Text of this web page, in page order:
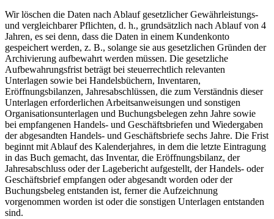
Wir löschen die Daten nach Ablauf gesetzlicher Gewährleistungs-
und vergleichbarer Pflichten, d. h., grundsätzlich nach Ablauf von 4
Jahren, es sei denn, dass die Daten in einem Kundenkonto
gespeichert werden, z. B., solange sie aus gesetzlichen Gründen der
Archivierung aufbewahrt werden müssen. Die gesetzliche
Aufbewahrungsfrist beträgt bei steuerrechtlich relevanten
Unterlagen sowie bei Handelsbüchern, Inventaren,
Eröffnungsbilanzen, Jahresabschlüssen, die zum Verständnis dieser
Unterlagen erforderlichen Arbeitsanweisungen und sonstigen
Organisationsunterlagen und Buchungsbelegen zehn Jahre sowie
bei empfangenen Handels- und Geschäftsbriefen und Wiedergaben
der abgesandten Handels- und Geschäftsbriefe sechs Jahre. Die Frist
beginnt mit Ablauf des Kalenderjahres, in dem die letzte Eintragung
in das Buch gemacht, das Inventar, die Eröffnungsbilanz, der
Jahresabschluss oder der Lagebericht aufgestellt, der Handels- oder
Geschäftsbrief empfangen oder abgesandt worden oder der
Buchungsbeleg entstanden ist, ferner die Aufzeichnung
vorgenommen worden ist oder die sonstigen Unterlagen entstanden
sind.